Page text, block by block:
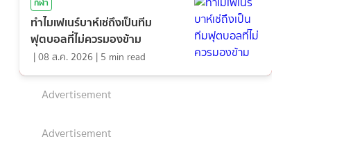
ทำไมเฟเนร์บาห์เช่ถึงเป็นทีม
ฟุตบอลที่ไม่ควรมองข้าม
|08 ส.ค. 2026 | 5 min read
Advertisement
Advertisement